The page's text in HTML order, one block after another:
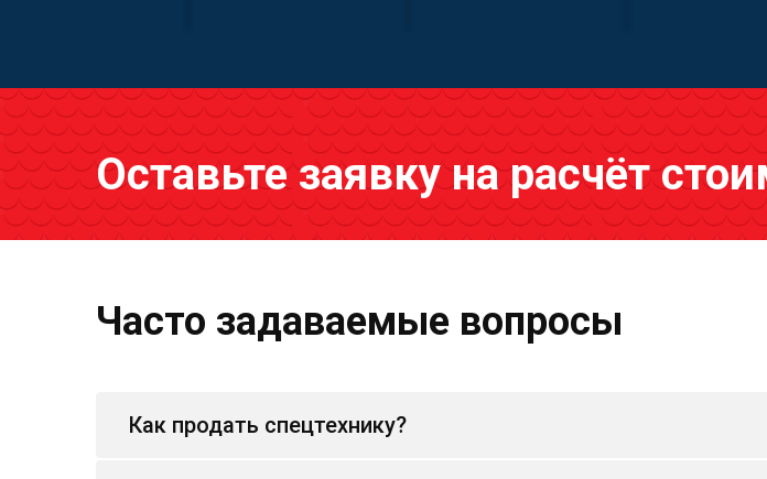
Оставьте заявку на расчёт
Часто задаваемые вопросы
Как продать спецтехнику?